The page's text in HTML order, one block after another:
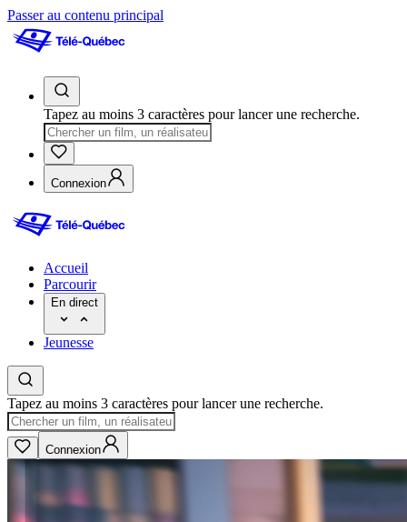
Passer au contenu principal
Tapez au moins 3 caractères pour lancer une recherche.
Connexion
Accueil
Parcourir
En direct
Jeunesse
Tapez au moins 3 caractères pour lancer une recherche.
Connexion